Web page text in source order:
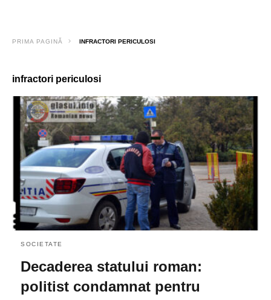
PRIMA PAGINĂ INFRACTORI PERICULOSI
infractori periculosi
SOCIETATE
Decaderea statului roman:
politist condamnat pentru